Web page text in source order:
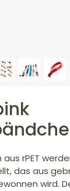
rPET
das aus
wird.